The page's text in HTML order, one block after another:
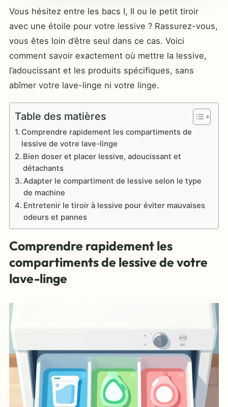
Vous hésitez entre les bacs I, II ou le petit tiroir
avec une étoile pour votre lessive ? Rassurez-vous,
vous êtes loin d’être seul dans ce cas. Voici
comment savoir exactement où mettre la lessive,
l’adoucissant et les produits spécifiques, sans
abîmer votre lave-linge ni votre linge.
Table des matières
Comprendre rapidement les compartiments de
lessive de votre lave-linge
Bien doser et placer lessive, adoucissant et
détachants
Adapter le compartiment de lessive selon le type
de machine
Entretenir le tiroir à lessive pour éviter mauvaises
odeurs et pannes
Comprendre rapidement les
compartiments de lessive de votre
lave-linge